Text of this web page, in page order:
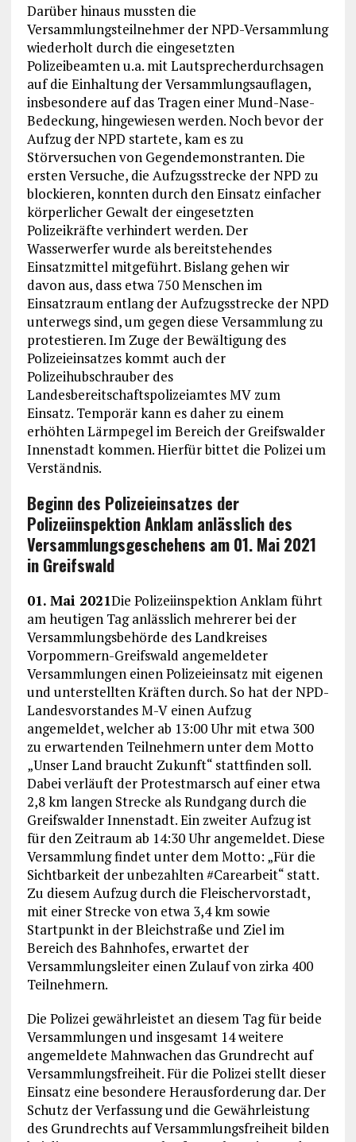
Darüber hinaus mussten die
Versammlungsteilnehmer der NPD-Versammlung
wiederholt durch die eingesetzten
Polizeibeamten u.a. mit Lautsprecherdurchsagen
auf die Einhaltung der Versammlungsauflagen,
insbesondere auf das Tragen einer Mund-Nase-
Bedeckung, hingewiesen werden. Noch bevor der
Aufzug der NPD startete, kam es zu
Störversuchen von Gegendemonstranten. Die
ersten Versuche, die Aufzugsstrecke der NPD zu
blockieren, konnten durch den Einsatz einfacher
körperlicher Gewalt der eingesetzten
Polizeikräfte verhindert werden. Der
Wasserwerfer wurde als bereitstehendes
Einsatzmittel mitgeführt. Bislang gehen wir
davon aus, dass etwa 750 Menschen im
Einsatzraum entlang der Aufzugsstrecke der NPD
unterwegs sind, um gegen diese Versammlung zu
protestieren. Im Zuge der Bewältigung des
Polizeieinsatzes kommt auch der
Polizeihubschrauber des
Landesbereitschaftspolizeiamtes MV zum
Einsatz. Temporär kann es daher zu einem
erhöhten Lärmpegel im Bereich der Greifswalder
Innenstadt kommen. Hierfür bittet die Polizei um
Verständnis.
Beginn des Polizeieinsatzes der
Polizeiinspektion Anklam anlässlich des
Versammlungsgeschehens am 01. Mai 2021
in Greifswald
01. Mai 2021Die Polizeiinspektion Anklam führt
am heutigen Tag anlässlich mehrerer bei der
Versammlungsbehörde des Landkreises
Vorpommern-Greifswald angemeldeter
Versammlungen einen Polizeieinsatz mit eigenen
und unterstellten Kräften durch. So hat der NPD-
Landesvorstandes M-V einen Aufzug
angemeldet, welcher ab 13:00 Uhr mit etwa 300
zu erwartenden Teilnehmern unter dem Motto
„Unser Land braucht Zukunft“ stattfinden soll.
Dabei verläuft der Protestmarsch auf einer etwa
2,8 km langen Strecke als Rundgang durch die
Greifswalder Innenstadt. Ein zweiter Aufzug ist
für den Zeitraum ab 14:30 Uhr angemeldet. Diese
Versammlung findet unter dem Motto: „Für die
Sichtbarkeit der unbezahlten #Carearbeit“ statt.
Zu diesem Aufzug durch die Fleischervorstadt,
mit einer Strecke von etwa 3,4 km sowie
Startpunkt in der Bleichstraße und Ziel im
Bereich des Bahnhofes, erwartet der
Versammlungsleiter einen Zulauf von zirka 400
Teilnehmern.
Die Polizei gewährleistet an diesem Tag für beide
Versammlungen und insgesamt 14 weitere
angemeldete Mahnwachen das Grundrecht auf
Versammlungsfreiheit. Für die Polizei stellt dieser
Einsatz eine besondere Herausforderung dar. Der
Schutz der Verfassung und die Gewährleistung
des Grundrechts auf Versammlungsfreiheit bilden